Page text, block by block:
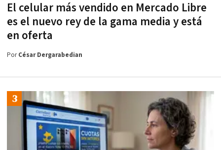
El celular más vendido en Mercado Libre
es el nuevo rey de la gama media y está
en oferta
PorCésar Dergarabedian